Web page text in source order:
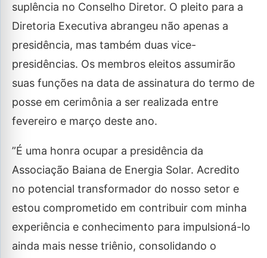
suplência no Conselho Diretor. O pleito para a
Diretoria Executiva abrangeu não apenas a
presidência, mas também duas vice-
presidências. Os membros eleitos assumirão
suas funções na data de assinatura do termo de
posse em cerimônia a ser realizada entre
fevereiro e março deste ano.
”É uma honra ocupar a presidência da
Associação Baiana de Energia Solar. Acredito
no potencial transformador do nosso setor e
estou comprometido em contribuir com minha
experiência e conhecimento para impulsioná-lo
ainda mais nesse triênio, consolidando o